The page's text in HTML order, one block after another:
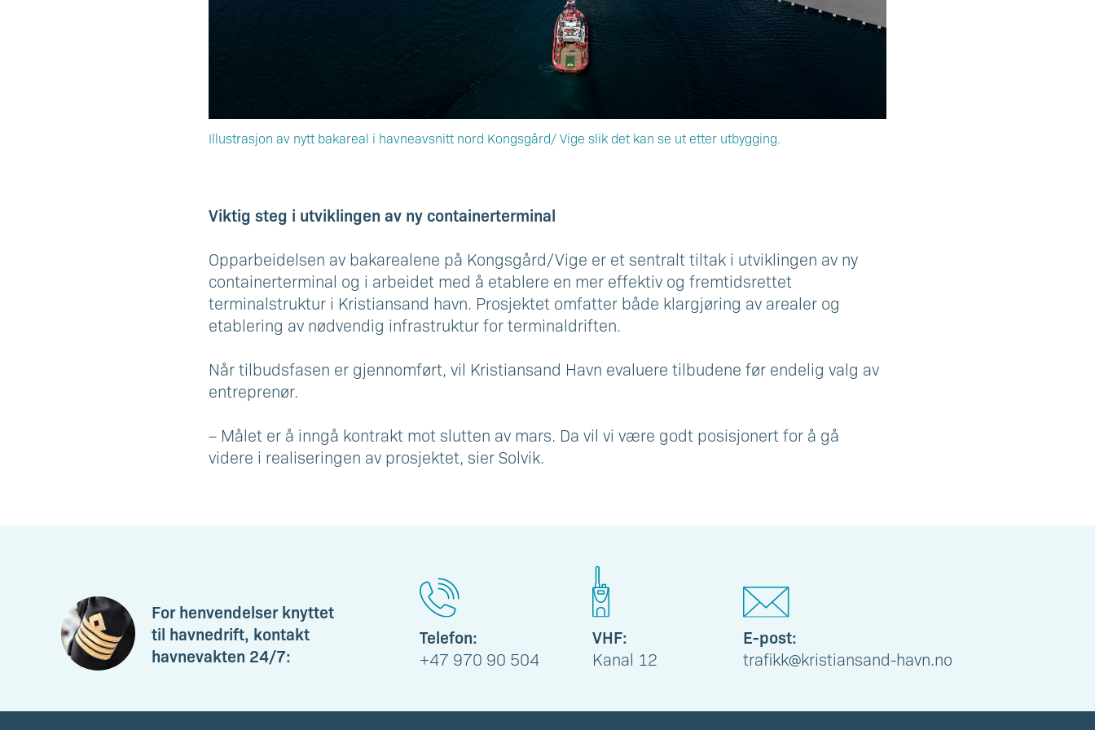
Illustrasjon av nytt bakareal i havneavsnitt nord Kongsgård/ Vige slik det kan se ut etter utbygging.
Viktig steg i utviklingen av ny containerterminal
Opparbeidelsen av bakarealene på Kongsgård/Vige er et sentralt tiltak i utviklingen av ny
containerterminal og i arbeidet med å etablere en mer effektiv og fremtidsrettet
terminalstruktur i Kristiansand havn. Prosjektet omfatter både klargjøring av arealer og
etablering av nødvendig infrastruktur for terminaldriften.
Når tilbudsfasen er gjennomført, vil Kristiansand Havn evaluere tilbudene før endelig valg av
entreprenør.
– Målet er å inngå kontrakt mot slutten av mars. Da vil vi være godt posisjonert for å gå
videre i realiseringen av prosjektet, sier Solvik.
For henvendelser knyttet
til havnedrift, kontakt
havnevakten 24/7:
Telefon:
+47 970 90 504
VHF:
Kanal 12
E-post:
trafikk@kristiansand-havn.no